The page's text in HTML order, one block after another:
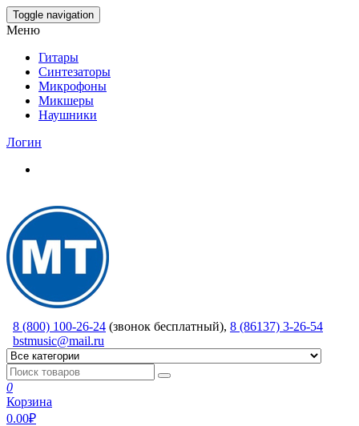
Skip
to
content
Toggle navigation
Меню
Гитары
Синтезаторы
Микрофоны
Микшеры
Наушники
Логин
8 (800) 100-26-24 (звонок бесплатный), 8 (86137) 3-26-54
bstmusic@mail.ru
0
Корзина
0.00₽